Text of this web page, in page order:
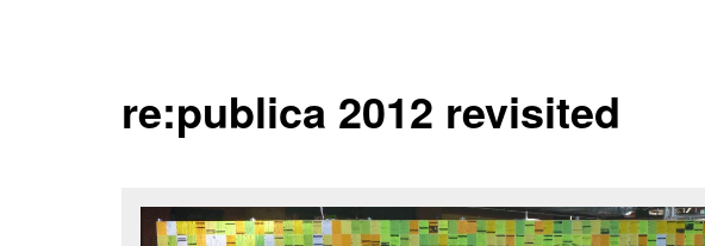
re:publica 2012 revisited